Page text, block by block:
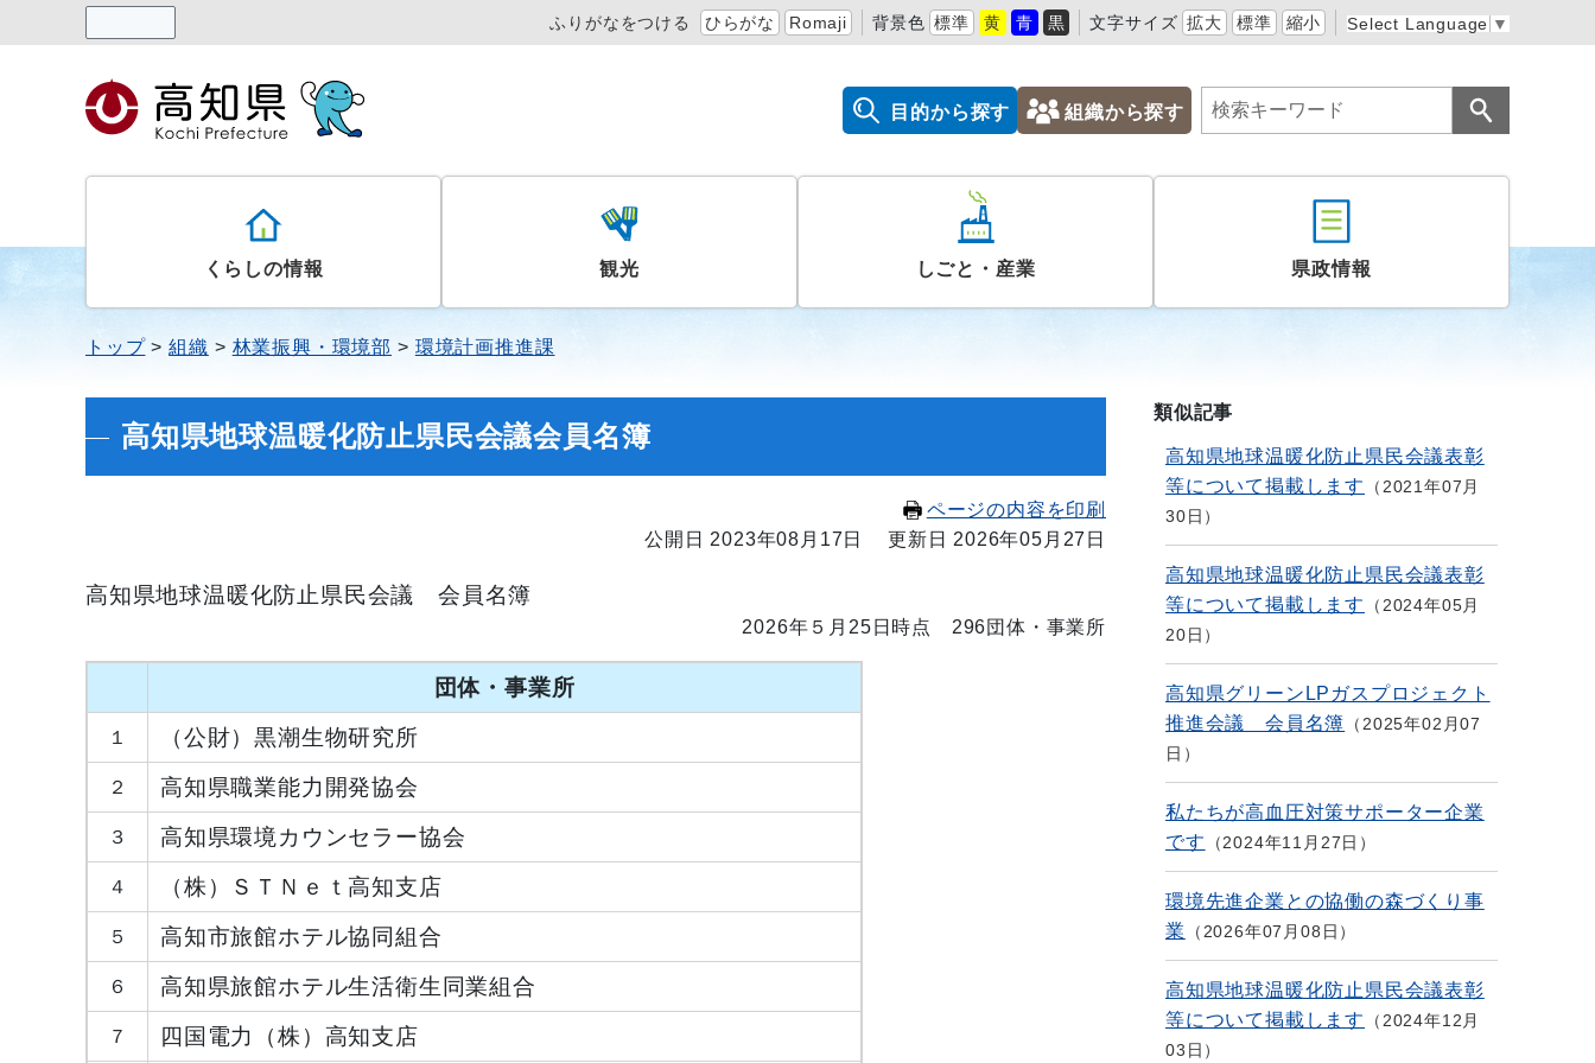
ふりがなをつける ひらがな Romaji 背景色 標準 黄 青 黒 文字サイズ 拡大 標準 縮小 Select Language ▼
目的から探す 組織から探す
くらしの情報 観光 しごと・産業 県政情報
トップ 組織 林業振興・環境部 環境計画推進課
高知県地球温暖化防止県民会議会員名簿
ページの内容を印刷
公開日 2023年08月17日
更新日 2026年05月27日
高知県地球温暖化防止県民会議 会員名簿
2026年５月25日時点 296団体・事業所
団体・事業所
１ （公財）黒潮生物研究所
２ 高知県職業能力開発協会
３ 高知県環境カウンセラー協会
４ （株）ＳＴＮｅｔ高知支店
５ 高知市旅館ホテル協同組合
６ 高知県旅館ホテル生活衛生同業組合
７ 四国電力（株）高知支店
類似記事
高知県地球温暖化防止県民会議表彰
等について掲載します
2021年07月
30日
高知県地球温暖化防止県民会議表彰
等について掲載します
2024年05月
20日
高知県グリーンLPガスプロジェクト
推進会議 会員名簿
2025年02月07
日
私たちが高血圧対策サポーター企業
です
2024年11月27日
環境先進企業との協働の森づくり事
業
2026年07月08日
高知県地球温暖化防止県民会議表彰
等について掲載します
2024年12月
03日